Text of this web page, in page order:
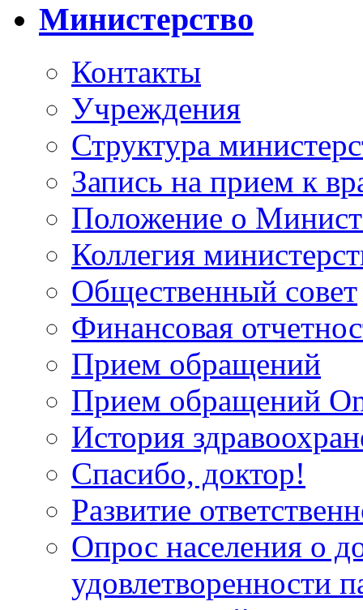
Министерство
Контакты
Учреждения
Структура
Запись на прием к
Положение о
Коллегия
Общественный совет
Финансовая
Прием обращений
Прием обращений
История
Спасибо, доктор!
Развитие
Опрос населения о
удовлетворенности